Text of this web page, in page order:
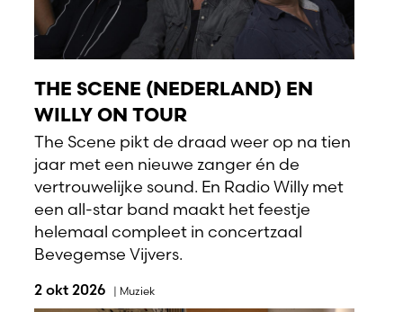
THE SCENE (NEDERLAND) EN
WILLY ON TOUR
The Scene pikt de draad weer op na tien
jaar met een nieuwe zanger én de
vertrouwelijke sound. En Radio Willy met
een all-star band maakt het feestje
helemaal compleet in concertzaal
Bevegemse Vijvers.
2 okt 2026 | Muziek